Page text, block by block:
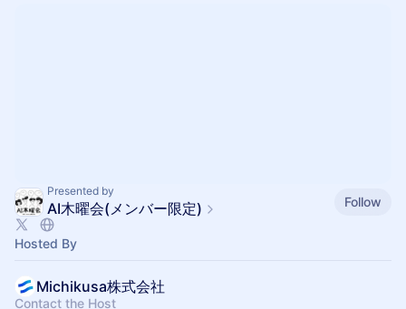
Presented by
AI木曜会(メンバー限定) Follow
Hosted By
Michikusa株式会社
Contact the Host